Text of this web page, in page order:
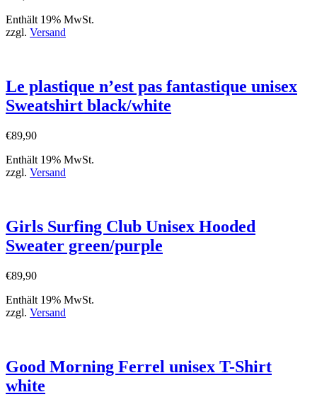
Enthält 19% MwSt.
zzgl. Versand
Le plastique n’est pas fantastique unisex
Sweatshirt black/white
€89,90
Enthält 19% MwSt.
zzgl. Versand
Girls Surfing Club Unisex Hooded
Sweater green/purple
€89,90
Enthält 19% MwSt.
zzgl. Versand
Good Morning Ferrel unisex T-Shirt
white